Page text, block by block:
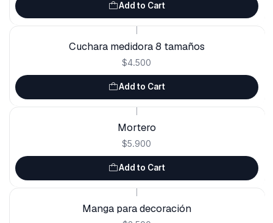
Add to Cart
Cuchara medidora 8 tamaños
$4.500
Add to Cart
Mortero
$5.900
Add to Cart
Manga para decoración